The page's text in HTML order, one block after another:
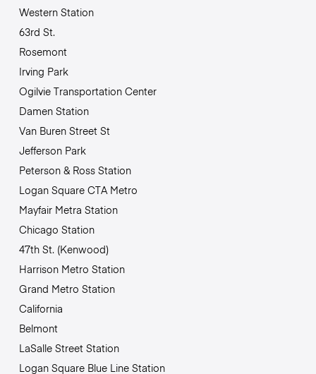
Western Station
63rd St.
Rosemont
Irving Park
Ogilvie Transportation Center
Damen Station
Van Buren Street St
Jefferson Park
Peterson & Ross Station
Logan Square CTA Metro
Mayfair Metra Station
Chicago Station
47th St. (Kenwood)
Harrison Metro Station
Grand Metro Station
California
Belmont
LaSalle Street Station
Logan Square Blue Line Station